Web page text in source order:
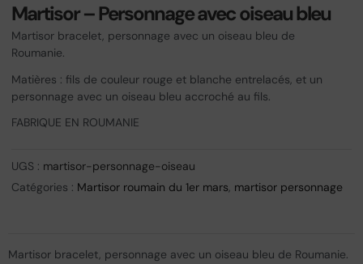
Martisor – Personnage avec oiseau bleu
Martisor bracelet, personnage avec un oiseau bleu de
Roumanie.
Matières : fils de couleur rouge et blanche entrelacés, et un
personnage avec un oiseau bleu accroché au fils.
FABRIQUE EN ROUMANIE
UGS : martisor-personnage-oiseau
Catégories : Martisor roumain du 1er mars martisor personnage
Martisor bracelet, personnage avec un oiseau bleu de Roumanie.